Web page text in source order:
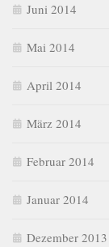
Juni 2014
Mai 2014
April 2014
März 2014
Februar 2014
Januar 2014
Dezember 2013